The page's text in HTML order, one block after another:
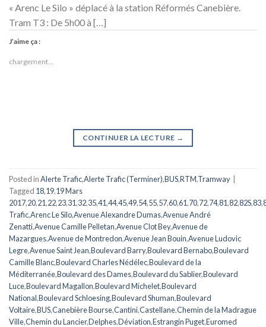
« Arenc Le Silo » déplacé à la station Réformés Canebière.
Tram T3 : De 5h00 à […]
J’aime ça :
chargement…
CONTINUER LA LECTURE →
Posted inAlerte Trafic,Alerte Trafic (Terminer),BUS,RTM,Tramway
Tagged 18,19,19 Mars
2017,20,21,22,23,31,32,35,41,44,45,49,54,55,57,60,61,70,72,74,81,82,82S,83,
Trafic,Arenc Le Silo,Avenue Alexandre Dumas,Avenue André
Zenatti,Avenue Camille Pelletan,Avenue Clot Bey,Avenue de
Mazargues,Avenue de Montredon,Avenue Jean Bouin,Avenue Ludovic
Legre,Avenue Saint Jean,Boulevard Barry,Boulevard Bernabo,Boulevard
Camille Blanc,Boulevard Charles Nédélec,Boulevard de la
Méditerranée,Boulevard des Dames,Boulevard du Sablier,Boulevard
Luce,Boulevard Magallon,Boulevard Michelet,Boulevard
National,Boulevard Schloesing,Boulevard Shuman,Boulevard
Voltaire,BUS,Canebière Bourse,Cantini,Castellane,Chemin de la Madrague
Ville,Chemin du Lancier,Delphes,Déviation,Estrangin Puget,Euromed